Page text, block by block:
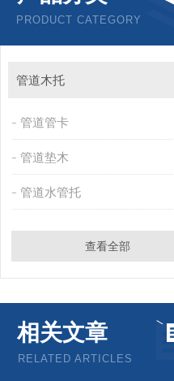
PRODUCT CATEGORY
管道木托
管道管卡
管道垫木
管道水管托
查看全部
相关文章
RELATED ARTICLES